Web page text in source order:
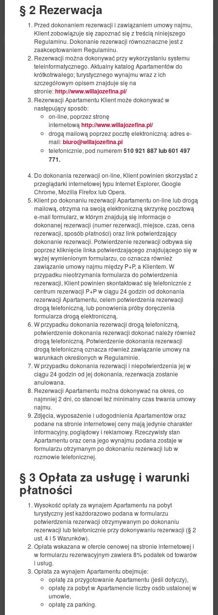
§ 2 Rezerwacja
Przed dokonaniem rezerwacji i zawiązaniem umowy najmu,
Klient zobowiązuje się zapoznać się z treścią niniejszego
Regulaminu. Dokonanie rezerwacji równoznaczne jest z
zaakceptowaniem Regulaminu.
Rezerwacji można dokonywać przy wykorzystaniu systemu
teleinformatycznego. Aktualny katalog Apartamentów do
krótkotrwałego; turystycznego wynajmu wraz z ich
szczegółowym opisem znajduje się na
stronie:http://www.willajozefina.pl/
Rezerwacji Apartamentu Klient może dokonywać w
następujący sposób:
on-line, poprzez stronę
internetową http://www.willajozefina.pl/
drogą mailową poprzez pocztę elektroniczną: adres e-
mail:biuro@willajozefina.pl
telefonicznie, pod numerem 510 921 887 lub 601 497
771.
Do dokonania rezerwacji on-line, Klient powinien skorzystać z
przeglądarki internetowej typu Internet Explorer, Google
Chrome, Mozilla Firefox lub Opera.
Klient po dokonaniu rezerwacji Apartamentu on-line lub drogą
mailową, otrzyma na swoją elektroniczną skrzynkę pocztową
e-mail formularz, w którym znajdują się informacje o
dokonanej rezerwacji (numer rezerwacji, miejsce, czas, cena
rezerwacji, sposób płatności) oraz link potwierdzający
dokonanie rezerwacji. Potwierdzenie rezerwacji odbywa się
poprzez kliknięcie linka potwierdzającego znajdującego się w
wyżej wymienionym formularzu, co oznacza również
zawiązanie umowy najmu między P+P, a Klientem. W
przypadku nieotrzymania formularza do potwierdzenia
rezerwacji, Klient powinien skontaktować się telefonicznie z
centrum rezerwacji P+P w ciągu 24 godzin od dokonania
rezerwacji Apartamentu, celem potwierdzenia rezerwacji
drogą telefoniczną, lub ponowienia próby doręczenia
formularza drogą elektroniczną.
W przypadku dokonania rezerwacji drogą telefoniczną,
potwierdzenie dokonania rezerwacji dokonać należy również
drogą telefoniczną. Potwierdzenie dokonania rezerwacji
drogą telefoniczną oznacza również zawiązanie umowy na
warunkach określonych w Regulaminie.
W przypadku dokonania rezerwacji i niepotwierdzenia jej w
ciągu 24 godzin od jej dokonania, rezerwacja zostanie
anulowana.
Rezerwacji Apartamentu można dokonywać na okres, co
najmniej 2 dni, co stanowi też minimalny czas trwania umowy
najmu.
Zdjęcia, wyposażenie i udogodnienia Apartamentów oraz
podane na stronie internetowej ceny mają jedynie charakter
informacyjny, poglądowy i reklamowy. Rzeczywisty stan
Apartamentu oraz cena jego wynajmu podana zostaje w
formularzu otrzymanym po dokonaniu rezerwacji lub w
rozmowie telefonicznej.
§ 3 Opłata za usługę i warunki
płatności
Wysokość opłaty za wynajem Apartamentu na pobyt
turystyczny jest każdorazowo podana w formularzu
potwierdzenia rezerwacji otrzymywanym po dokonaniu
rezerwacji lub telefonicznie przy dokonywaniu rezerwacji (§ 2
ust. 4 i 5 Warunków).
Opłata wskazana w ofercie cenowej na stronie internetowej i
w formularzu rezerwacyjnym zawiera 8% podatek od towarów
i usług.
Opłata za wynajem Apartamentu obejmuje:
opłatę za przygotowanie Apartamentu (jeśli dotyczy),
opłatę za pobyt w Apartamencie liczby osób ustalonej w
umowie,
opłatę za parking.
Apartment 16
Available number: 1
4 pers.
area 58,00 m 2
1 bedroom
1 double bed (Double), 1 double sofa bed
515.80 zł
2 pers. / 1 night
local charge a set of towels
Parking lot
Share
Details Check availability
Show offers
Apartament 21
Available number: 1
4 pers.
area 49,00 m2
1 bedroom
1 double sofa bed, 1 double bed (Double)
524.60 zł
2 pers. / 1 night